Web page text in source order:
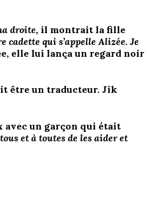
droite, il montrait la fille
cadette qui s’appelle Alizée. Je
elle lui lança un regard noir
être un traducteur. Jik
avec un garçon qui était
et à toutes de les aider et